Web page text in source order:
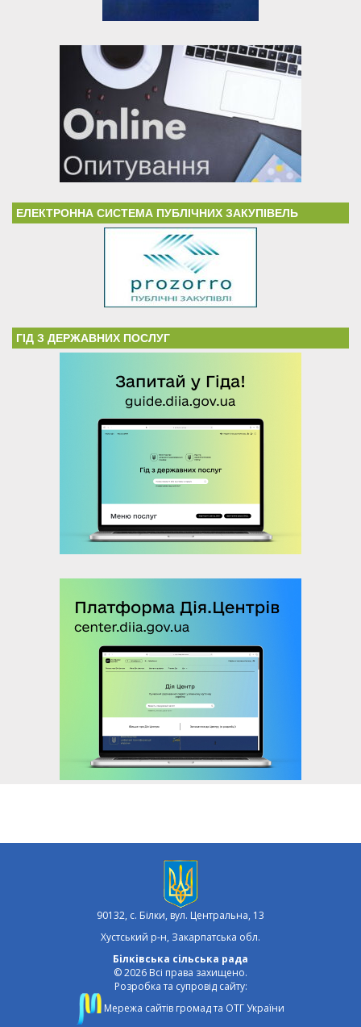
ЕЛЕКТРОННА СИСТЕМА ПУБЛІЧНИХ ЗАКУПІВЕЛЬ
ГІД З ДЕРЖАВНИХ ПОСЛУГ
90132, с. Білки, вул. Центральна, 13
Хустський р-н, Закарпатська обл.
Білківська сільська рада
© 2026 Всі права захищено.
Розробка та супровід сайту:
Мережа сайтів громад та ОТГ України